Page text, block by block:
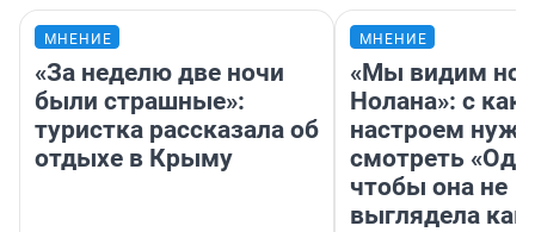
МНЕНИЕ
«За неделю две ночи
были страшные»:
туристка рассказала об
отдыхе в Крыму
МНЕНИЕ
«Мы видим
Нолана»: с
настроем
смотреть
чтобы она не
выглядела как